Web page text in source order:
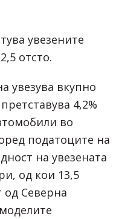
увезените
отсто.
увезува вкупно
4,2%
во
податоците на
на увезената
од кои 13,5
од Северна